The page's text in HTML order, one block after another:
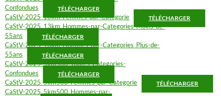
Confondues
TÉLÉCHARGER
CaStV-2025_13km_Femmes-par-Categorie TÉLÉCHARGER
CaStV-2025_13km_Hommes-par-Categories_Moins-de-
55ans
TÉLÉCHARGER
CaStV-2025_13km_Hommes-par-Categories_Plus-de-
55ans
TÉLÉCHARGER
CaStV-2025_5km500_Toutes-Categories-
Confondues
TÉLÉCHARGER
CaStV-2025_5km500_Femmes-par-Categorie TÉLÉCHARGER
CaStV-2025_5km500_Hommes-par-